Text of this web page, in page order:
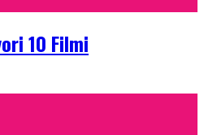
10 Filmi